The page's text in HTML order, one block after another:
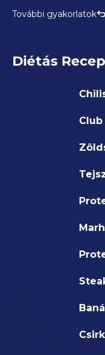
További gyakorlatok
Diétás